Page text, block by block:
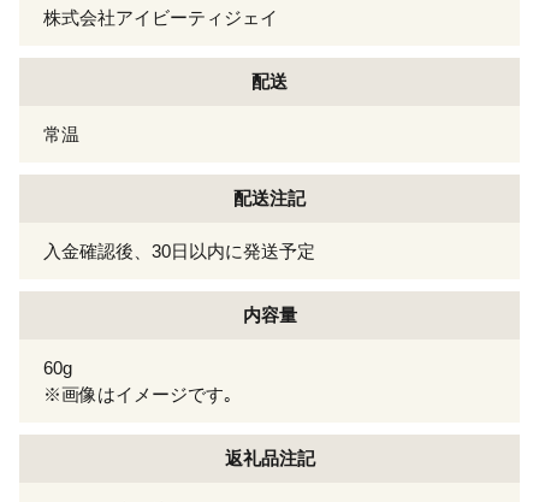
株式会社アイビーティジェイ
配送
常温
配送注記
入金確認後、30日以内に発送予定
内容量
60g
※画像はイメージです｡
返礼品注記